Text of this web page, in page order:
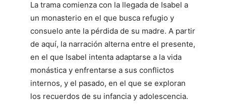
La trama comienza con la llegada de Isabel a
un monasterio en el que busca refugio y
consuelo ante la pérdida de su madre. A partir
de aquí, la narración alterna entre el presente,
en el que Isabel intenta adaptarse a la vida
monástica y enfrentarse a sus conflictos
internos, y el pasado, en el que se exploran
los recuerdos de su infancia y adolescencia.